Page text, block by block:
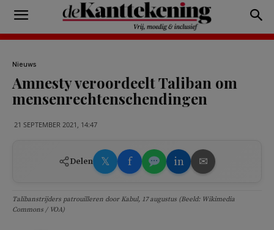
Nieuws
Amnesty veroordeelt Taliban om
mensenrechtenschendingen
21 SEPTEMBER 2021, 14:47
Delen 𝕏 f in ✉
Talibanstrijders patrouilleren door Kabul, 17 augustus (Beeld: Wikimedia
Commons / VOA)